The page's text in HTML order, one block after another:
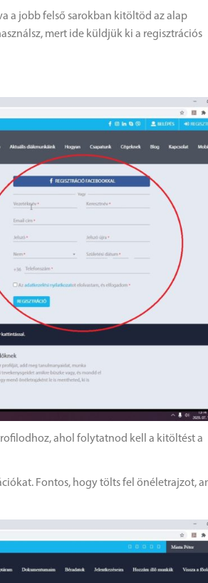
a jobb felső sarokban kitöltöd az alap
mert ide küldjük ki a regisztrációs
ahol folytatnod kell a kitöltést a
Fontos, hogy tölts fel önéletrajzot,